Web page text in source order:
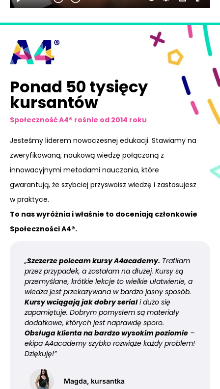
Ponad 50 tysięcy
kursantów
Społeczność A4® rośnie od 2014 roku
Jesteśmy liderem nowoczesnej edukacji. Stawiamy na
zweryfikowaną, naukową wiedzę połączoną z
innowacyjnymi metodami nauczania, które
gwarantują, że szybciej przyswoisz wiedzę i zastosujesz
w praktyce.
To nas wyróżnia i właśnie to doceniają członkowie
Społeczności A4®.
„Szczerze polecam kursy A4academy. Trafiłam
przez przypadek, a zostałam na dłużej. Kursy są
przemyślane, krótkie lekcje to wielkie ułatwienie, a
wiedza jest przekazywana w bardzo jasny sposób.
Kursy wciągają jak dobry seriali dużo się
zapamiętuje. Dobrym pomysłem są materiały
dodatkowe, których jest naprawdę sporo.
Obsługa klienta na bardzo wysokim poziomie –
ekipa A4academy szybko rozwiąże każdy problem!
Dziękuję!”
Magda, kursantka